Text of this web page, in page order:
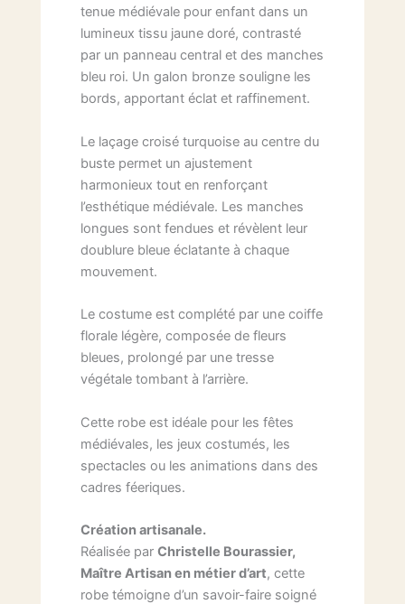
tenue médiévale pour enfant dans un
lumineux tissu jaune doré, contrasté
par un panneau central et des manches
bleu roi. Un galon bronze souligne les
bords, apportant éclat et raffinement.
Le laçage croisé turquoise au centre du
buste permet un ajustement
harmonieux tout en renforçant
l’esthétique médiévale. Les manches
longues sont fendues et révèlent leur
doublure bleue éclatante à chaque
mouvement.
Le costume est complété par une coiffe
florale légère, composée de fleurs
bleues, prolongé par une tresse
végétale tombant à l’arrière.
Cette robe est idéale pour les fêtes
médiévales, les jeux costumés, les
spectacles ou les animations dans des
cadres féeriques.
Création artisanale.
Réalisée parChristelle Bourassier,
Maître Artisan en métier d’art, cette
robe témoigne d’un savoir-faire soigné